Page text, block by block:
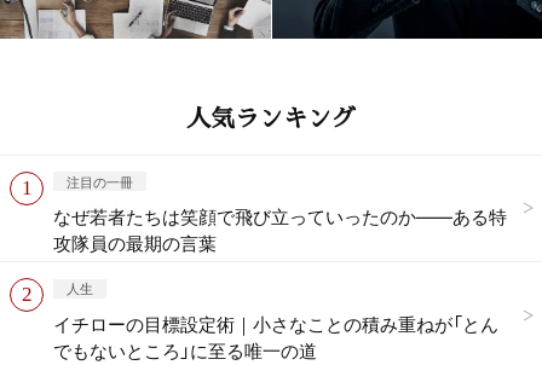
人気ランキング
注目の一冊
なぜ若者たちは笑顔で飛び立っていったのか——ある特
攻隊員の最期の言葉
人生
イチローの目標設定術｜小さなことの積み重ねが「とん
でもないところ」に至る唯一の道